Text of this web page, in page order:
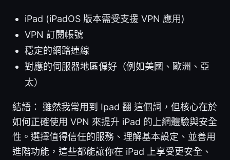
iPad (iPadOS 版本需受支援 VPN 應用)
VPN 訂閱帳號
穩定的網路連線
對應的伺服器地區偏好（例如美國、歐洲、亞
太）
結語： 雖然我常用到 Ipad 翻 這個詞，但核心在於
如何正確使用 VPN 來提升 iPad 的上網體驗與安全
性。選擇值得信任的服務、理解基本設定、並善用
進階功能，這些都能讓你在 iPad 上享受更安全、